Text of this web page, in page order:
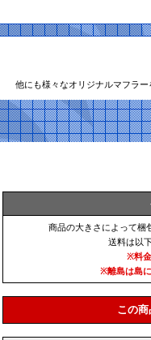
他にも様々なオリジナルマフラ
商品の大きさによって梱
送料は以
※料
※離島は島
この